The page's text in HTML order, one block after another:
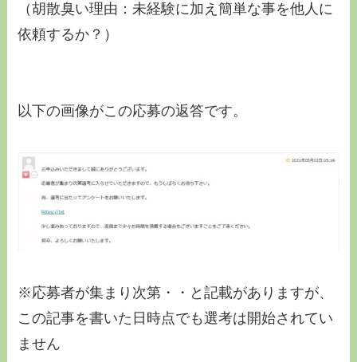
（胡散臭い理由：未経験に加え簡単な事を他人に
依頼するか？）
以下の画像がこの応募の返答です。
※応募者が集まり次第・・と記載がありますが、
この記事を書いた日時点でも選考は開始されてい
ません